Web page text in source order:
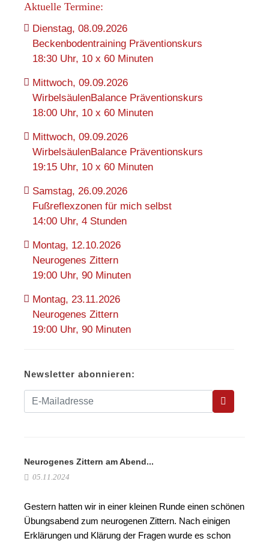
Aktuelle Termine:
Dienstag, 08.09.2026
Beckenbodentraining Präventionskurs
18:30 Uhr, 10 x 60 Minuten
Mittwoch, 09.09.2026
WirbelsäulenBalance Präventionskurs
18:00 Uhr, 10 x 60 Minuten
Mittwoch, 09.09.2026
WirbelsäulenBalance Präventionskurs
19:15 Uhr, 10 x 60 Minuten
Samstag, 26.09.2026
Fußreflexzonen für mich selbst
14:00 Uhr, 4 Stunden
Montag, 12.10.2026
Neurogenes Zittern
19:00 Uhr, 90 Minuten
Montag, 23.11.2026
Neurogenes Zittern
19:00 Uhr, 90 Minuten
Newsletter abonnieren:
Neurogenes Zittern am Abend...
05.11.2024
Gestern hatten wir in einer kleinen Runde einen schönen
Übungsabend zum neurogenen Zittern. Nach einigen
Erklärungen und Klärung der Fragen wurde es schon